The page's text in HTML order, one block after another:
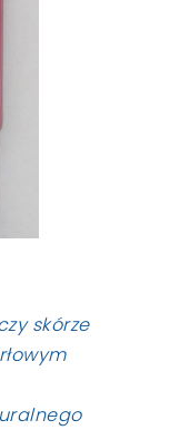
skórze